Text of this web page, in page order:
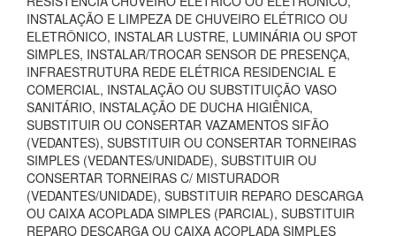
INSTALAÇÃO E LIMPEZA DE CHUVEIRO ELÉTRICO OU
ELETRÔNICO, INSTALAR LUSTRE, LUMINÁRIA OU SPOT
SIMPLES, INSTALAR/TROCAR SENSOR DE PRESENÇA,
INFRAESTRUTURA REDE ELÉTRICA RESIDENCIAL E
COMERCIAL, INSTALAÇÃO OU SUBSTITUIÇÃO VASO
SANITÁRIO, INSTALAÇÃO DE DUCHA HIGIÊNICA,
SUBSTITUIR OU CONSERTAR VAZAMENTOS SIFÃO
(VEDANTES), SUBSTITUIR OU CONSERTAR TORNEIRAS
SIMPLES (VEDANTES/UNIDADE), SUBSTITUIR OU
CONSERTAR TORNEIRAS C/ MISTURADOR
(VEDANTES/UNIDADE), SUBSTITUIR REPARO DESCARGA
OU CAIXA ACOPLADA SIMPLES (PARCIAL), SUBSTITUIR
REPARO DESCARGA OU CAIXA ACOPLADA SIMPLES